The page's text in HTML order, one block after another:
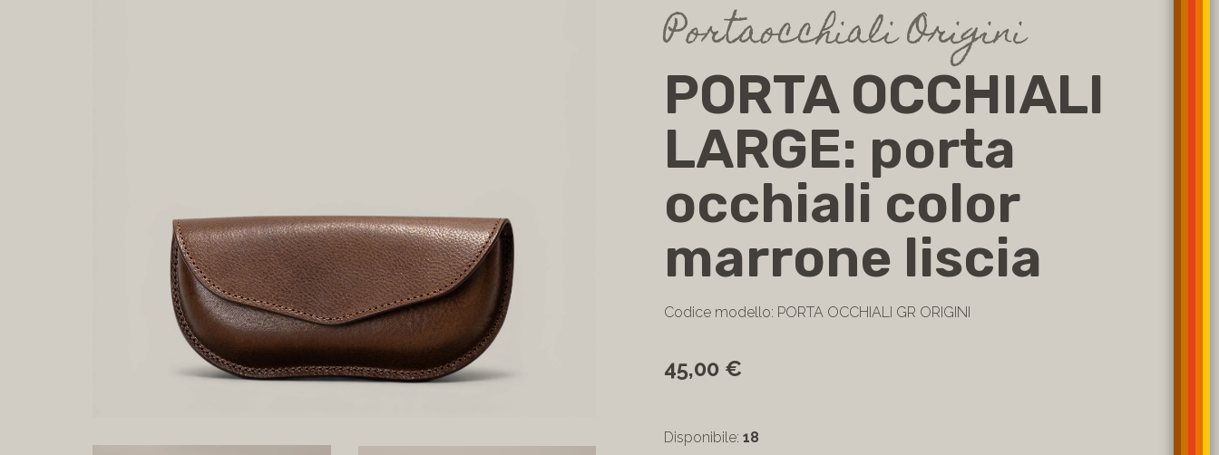
Portaocchiali Origini
PORTA OCCHIALI
LARGE: porta
occhiali color
marrone liscia
Codice modello: PORTA OCCHIALI GR ORIGINI
45,00 €
Disponibile: 18